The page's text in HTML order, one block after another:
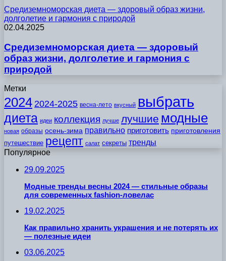
Средиземноморская диета — здоровый образ жизни,
долголетие и гармония с природой
02.04.2025
Средиземноморская диета — здоровый
образ жизни, долголетие и гармония с
природой
Метки
2024 2024-2025 весна-лето вкусный выбрать
диета идеи коллекция лучше лучшие модные
новая образы осень-зима правильно приготовить приготовления
путешествие рецепт салат секреты тренды
Популярное
29.09.2025
Модные тренды весны 2024 — стильные образы
для современных fashion-ловелас
19.02.2025
Как правильно хранить украшения и не потерять их
— полезные идеи
03.06.2025